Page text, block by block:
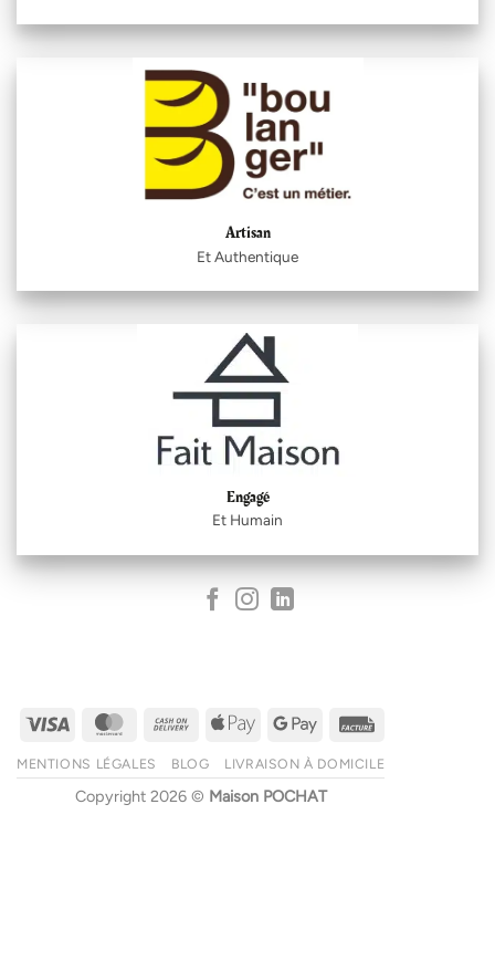
Artisan
Et Authentique
Engagé
Et Humain
Visa MasterCardCash
Delivery
Apple
Google
MENTIONS LÉGALES BLOG LIVRAISON À DOMICILE
Copyright 2026 © Maison POCHAT